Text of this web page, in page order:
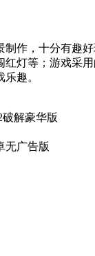
制作，十分有趣
红灯等；游戏采
趣。
解豪华版
无广告版